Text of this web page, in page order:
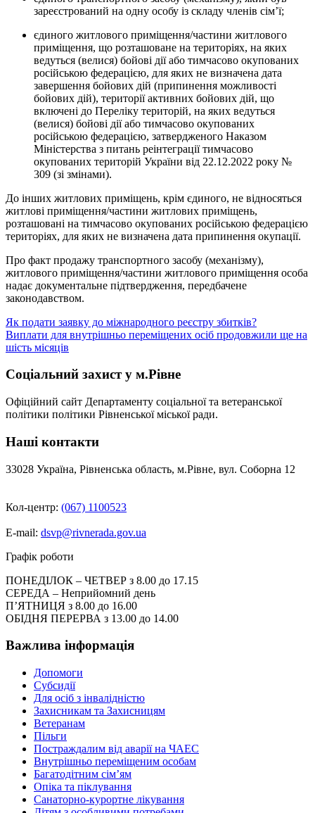
зареєстрований на одну особу із складу членів сім’ї;
єдиного житлового приміщення/частини житлового
приміщення, що розташоване на територіях, на яких
ведуться (велися) бойові дії або тимчасово окупованих
російською федерацією, для яких не визначена дата
завершення бойових дій (припинення можливості
бойових дій), території активних бойових дій, що
включені до Переліку територій, на яких ведуться
(велися) бойові дії або тимчасово окупованих
російською федерацією, затвердженого Наказом
Міністерства з питань реінтеграції тимчасово
окупованих територій України від 22.12.2022 року №
309 (зі змінами).
До інших житлових приміщень, крім єдиного, не відносяться
житлові приміщення/частини житлових приміщень,
розташовані на тимчасово окупованих російською федерацією
територіях, для яких не визначена дата припинення окупації.
Про факт продажу транспортного засобу (механізму),
житлового приміщення/частини житлового приміщення особа
надає документальне підтвердження, передбачене
законодавством.
Навігація
записів
Як подати заявку до міжнародного реєстру збитків?
Виплати для внутрішньо переміщених осіб продовжили ще на
шість місяців
Соціальний захист у м.Рівне
Офіційний сайт Департаменту соціальної та ветеранської
політики політики Рівненської міської ради.
Наші контакти
33028 Україна, Рівненська область, м.Рівне, вул. Соборна 12
Кол-центр: (067) 1100523
E-mail: dsvp@rivnerada.gov.ua
Графік роботи
ПОНЕДІЛОК – ЧЕТВЕР з 8.00 до 17.15
СЕРЕДА – Неприйомний день
П’ЯТНИЦЯ з 8.00 до 16.00
ОБІДНЯ ПЕРЕРВА з 13.00 до 14.00
Важлива інформація
Допомоги
Субсидії
Для осіб з інвалідністю
Захисникам та Захисницям
Ветеранам
Пільги
Постраждалим від аварії на ЧАЕС
Внутрішньо переміщеним особам
Багатодітним сім’ям
Опіка та піклування
Санаторно-курортне лікування